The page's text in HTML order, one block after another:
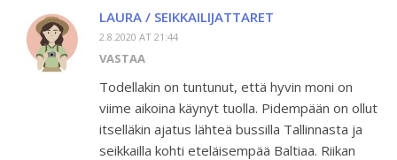
LAURA / SEIKKAILIJATTARET
2.8.2020 AT 21:44
VASTAA
Todellakin on tuntunut, että hyvin moni on
viime aikoina käynyt tuolla. Pidempään on ollut
itselläkin ajatus lähteä bussilla Tallinnasta ja
seikkailla kohti eteläisempää Baltiaa. Riikan